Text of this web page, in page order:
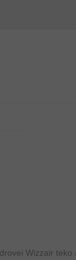
Wizzair teko